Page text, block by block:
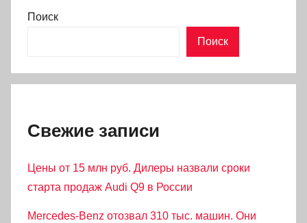
Поиск
Поиск
Свежие записи
Цены от 15 млн руб. Дилеры назвали сроки
старта продаж Audi Q9 в России
Mercedes-Benz отозвал 310 тыс. машин. Они